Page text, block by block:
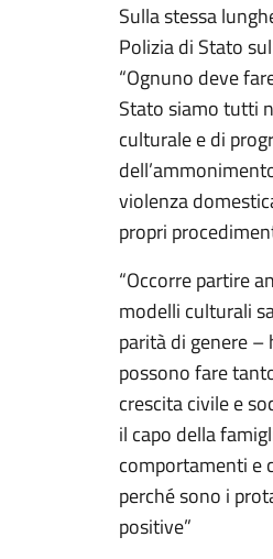
Sulla stessa
Polizia di Stato
“Ognuno deve
Stato siamo tutti
culturale e di
violenza
propri
“Occorre partire
modelli culturali
parità di genere
possono fare
crescita civile e
il capo della
comportamenti e
perché sono i
positive”